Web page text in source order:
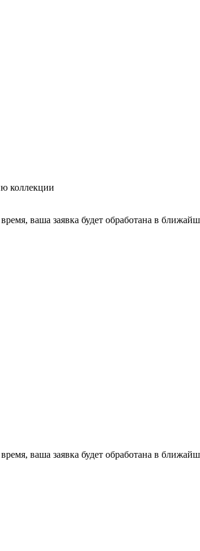
коллекции
ваша заявка будет обработана в
ваша заявка будет обработана в